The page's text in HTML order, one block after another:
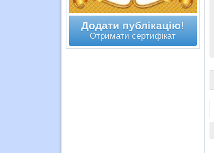
Додати публікацію!
Отримати сертифікат